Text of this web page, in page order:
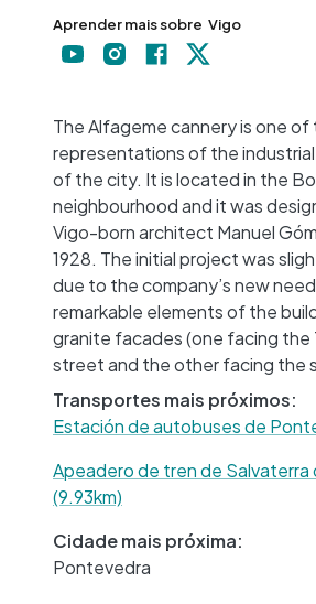
Aprender mais sobre Vigo
The Alfageme cannery is one
representations of the
of the city. It is located in the
neighbourhood and it was
Vigo-born architect Manuel
1928. The initial project was
due to the company’s new
remarkable elements of the
granite facades (one facing the
street and the other facing the
Transportes mais próximos:
Estación de autobuses de
Apeadero de tren de Salvaterra
(9.93km)
Cidade mais próxima:
Pontevedra